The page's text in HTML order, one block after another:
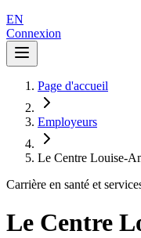
EN
Connexion
Page d'accueil
Employeurs
Le Centre Louise-
Carrière en santé et
Le Centre